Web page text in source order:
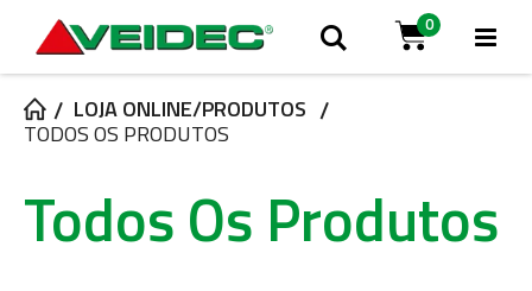
Pesquisa
Cart
0
LOJA ONLINE/PRODUTOS
TODOS OS PRODUTOS
Todos Os Produtos